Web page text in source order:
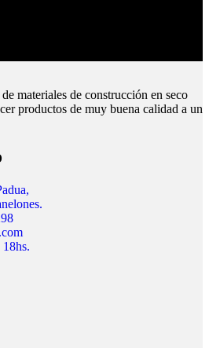
materiales de construcción en seco
productos de muy buena calidad a un